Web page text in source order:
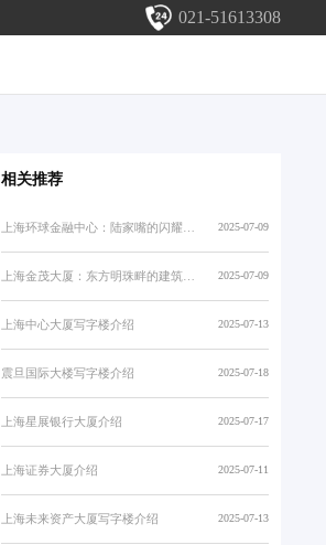
021-51613308
相关推荐
2025-07-09
2025-07-09
上海中心大厦写字楼介绍 2025-07-13
震旦国际大楼写字楼介绍 2025-07-18
上海星展银行大厦介绍 2025-07-17
上海证券大厦介绍 2025-07-11
上海未来资产大厦写字楼介绍 2025-07-13